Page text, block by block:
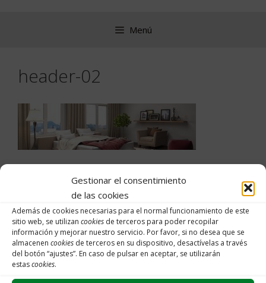
Gestionar el consentimiento
de las cookies
Además de cookies necesarias para el normal funcionamiento de este
sitio web, se utilizan cookies de terceros para poder recopilar
información y mejorar nuestro servicio. Por favor, si no desea que se
almacenen cookies de terceros en su dispositivo, desactívelas a través
del botón “ajustes”. En caso de pulsar en aceptar, se utilizarán
estascookies.
Menú
header-02
Archivos